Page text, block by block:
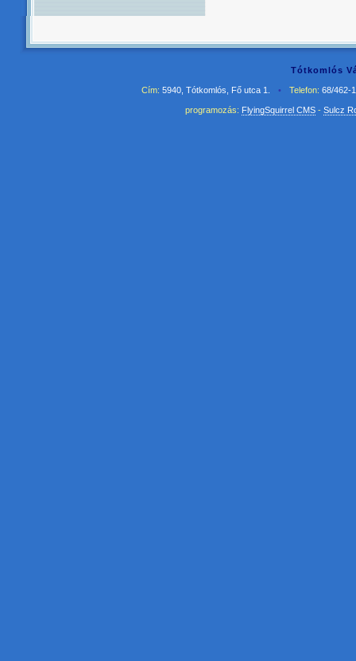
Tótkomlós
Cím: 5940, Tótkomlós, Fő utca 1. • Telefon: 68/462-
programozás: FlyingSquirrel CMS- Sulcz